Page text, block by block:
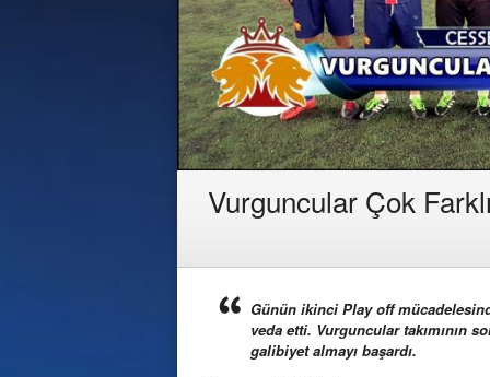
Vurguncular Çok
Günün ikinci Play off
veda etti. Vurguncular takımının
galibiyet almayı başardı.